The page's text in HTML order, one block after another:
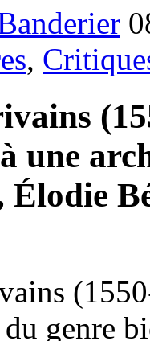
,
une